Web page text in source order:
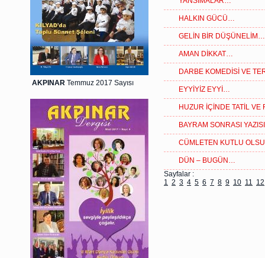
AKPINAR Temmuz 2017 Sayısı
HALKIN GÜCÜ…
GELİN BİR DÜŞÜNELİM…
AMAN DİKKAT…
DARBE KOMEDİSİ VE
EYYİYİZ EYYİ…
HUZUR İÇİNDE TATİL
BAYRAM SONRASI
CÜMLETEN KUTLU
DÜN – BUGÜN…
Sayfalar :
1 2 3 4 5 6 7 8 9 10 11 12